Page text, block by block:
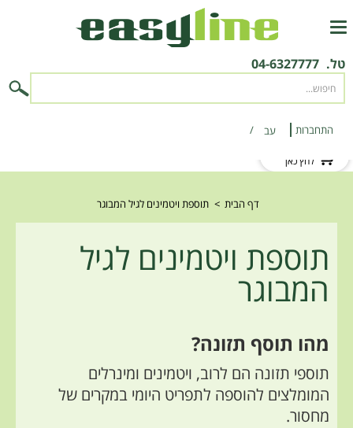
טל. 04-6327777
התחברות ‫עב‬
לחץ כאן
דף הבית > תוספת ויטמינים לגיל המבוגר
תוספת ויטמינים לגיל
המבוגר
מהו תוסף תזונה?
תוספי תזונה הם לרוב, ויטמינים ומינרלים
המומלצים להוספה לתפריט היומי במקרים של
מחסור.